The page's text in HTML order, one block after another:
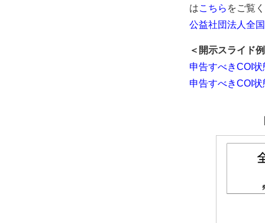
はこちら をご覧
公益社団法人全
＜開示スライド
申告すべきCOI
申告すべきCOI